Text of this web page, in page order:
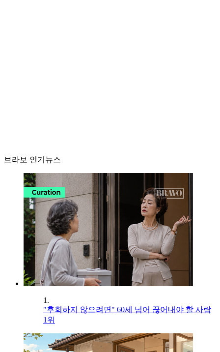
브라보 인기뉴스
1.
"후회하지 않으려면" 60세 넘어 끊어내야 할 사람
1위